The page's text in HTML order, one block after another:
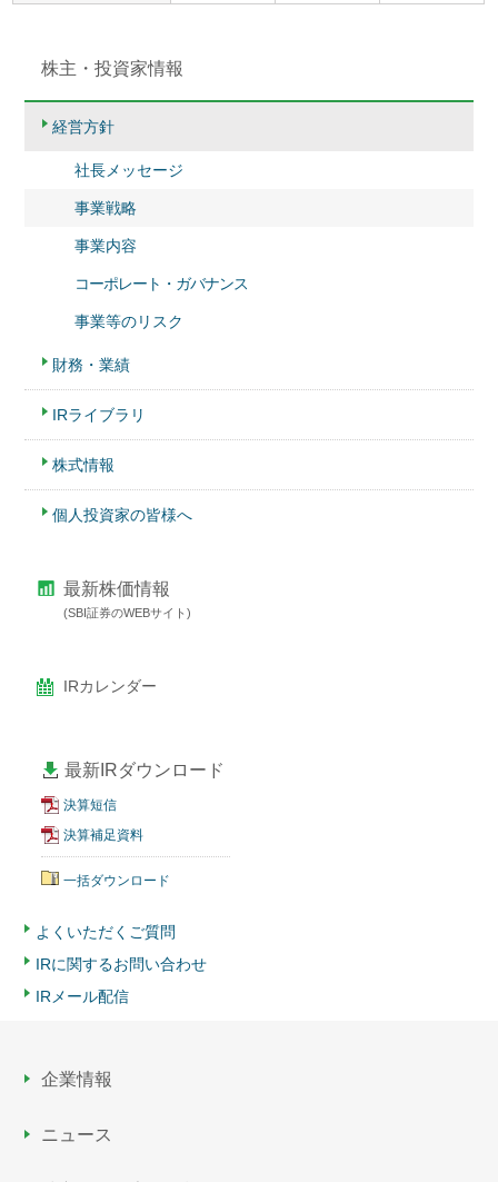
株主・投資家情報
経営方針
社長メッセージ
事業戦略
事業内容
コーポレート・ガバナンス
事業等のリスク
財務・業績
IRライブラリ
株式情報
個人投資家の皆様へ
最新株価情報
(SBI証券のWEBサイト)
IRカレンダー
最新IRダウンロード
決算短信
決算補足資料
一括ダウンロード
よくいただくご質問
IRに関するお問い合わせ
IRメール配信
企業情報
ニュース